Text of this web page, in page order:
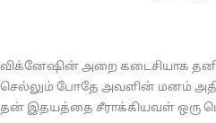
விக்னேஷின் அறை கடைசியாக
செல்லும் போதே அவளின் மனம் அதி
தன் இதயத்தை சீராக்கியவள் ஒரு